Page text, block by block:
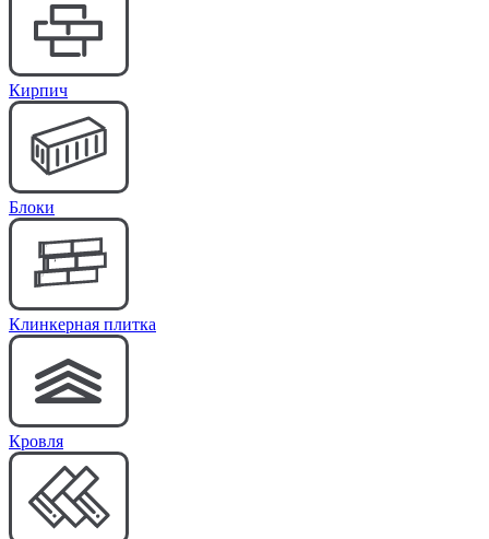
Кирпич
Блоки
Клинкерная плитка
Кровля